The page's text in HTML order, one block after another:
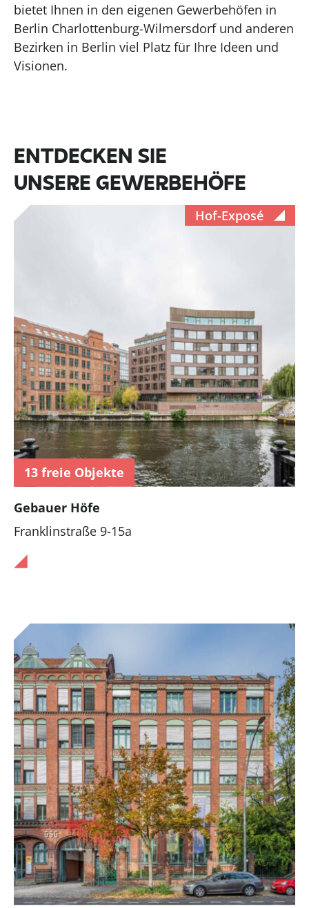
bietet Ihnen in den eigenen Gewerbehöfen in
Berlin Charlottenburg-Wilmersdorf und anderen
Bezirken in Berlin viel Platz für Ihre Ideen und
Visionen.
ENTDECKEN SIE
UNSERE GEWERBEHÖFE
13 freie Objekte
Gebauer Höfe
Franklinstraße 9-15a
Hof-Exposé